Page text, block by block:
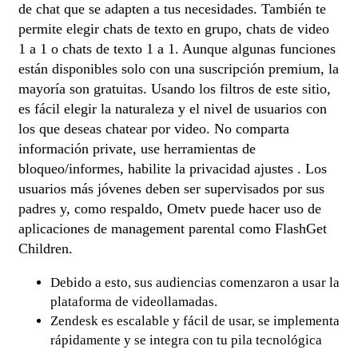
de chat que se adapten a tus necesidades. También te
permite elegir chats de texto en grupo, chats de video
1 a 1 o chats de texto 1 a 1. Aunque algunas funciones
están disponibles solo con una suscripción premium, la
mayoría son gratuitas. Usando los filtros de este sitio,
es fácil elegir la naturaleza y el nivel de usuarios con
los que deseas chatear por video. No comparta
información private, use herramientas de
bloqueo/informes, habilite la privacidad ajustes . Los
usuarios más jóvenes deben ser supervisados ​​por sus
padres y, como respaldo, Ometv puede hacer uso de
aplicaciones de management parental como FlashGet
Children.
Debido a esto, sus audiencias comenzaron a usar la
plataforma de videollamadas.
Zendesk es escalable y fácil de usar, se implementa
rápidamente y se integra con tu pila tecnológica